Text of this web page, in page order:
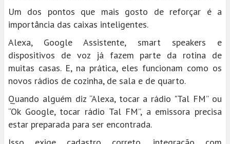
Um dos pontos que mais gosto de reforçar é a
importância das caixas inteligentes.
Alexa, Google Assistente, smart speakers e
dispositivos de voz já fazem parte da rotina de
muitas casas. E, na prática, eles funcionam como os
novos rádios de cozinha, de sala e de quarto.
Quando alguém diz “Alexa, tocar a rádio "Tal FM” ou
“Ok Google, tocar rádio Tal FM”, a emissora precisa
estar preparada para ser encontrada.